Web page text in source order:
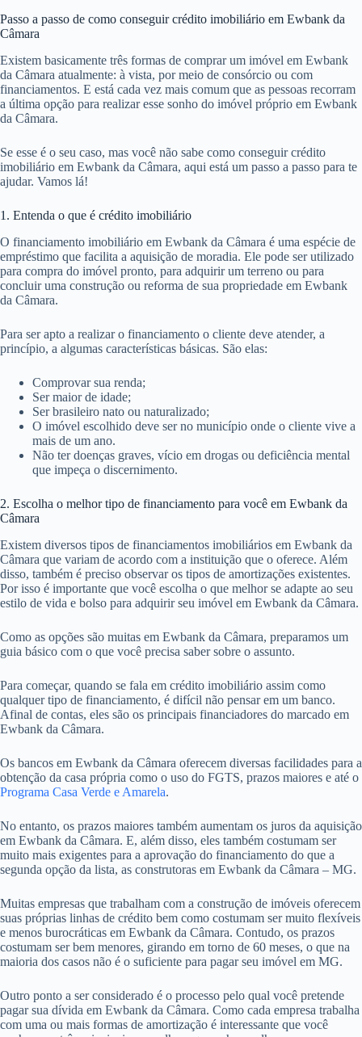
Passo a passo de como conseguir crédito imobiliário em Ewbank da
Câmara
Existem basicamente três formas de comprar um imóvel em Ewbank
da Câmara atualmente: à vista, por meio de consórcio ou com
financiamentos. E está cada vez mais comum que as pessoas recorram
a última opção para realizar esse sonho do imóvel próprio em Ewbank
da Câmara.
Se esse é o seu caso, mas você não sabe como conseguir crédito
imobiliário em Ewbank da Câmara, aqui está um passo a passo para te
ajudar. Vamos lá!
1. Entenda o que é crédito imobiliário
O financiamento imobiliário em Ewbank da Câmara é uma espécie de
empréstimo que facilita a aquisição de moradia. Ele pode ser utilizado
para compra do imóvel pronto, para adquirir um terreno ou para
concluir uma construção ou reforma de sua propriedade em Ewbank
da Câmara.
Para ser apto a realizar o financiamento o cliente deve atender, a
princípio, a algumas características básicas. São elas:
Comprovar sua renda;
Ser maior de idade;
Ser brasileiro nato ou naturalizado;
O imóvel escolhido deve ser no município onde o cliente vive a
mais de um ano.
Não ter doenças graves, vício em drogas ou deficiência mental
que impeça o discernimento.
2. Escolha o melhor tipo de financiamento para você em Ewbank da
Câmara
Existem diversos tipos de financiamentos imobiliários em Ewbank da
Câmara que variam de acordo com a instituição que o oferece. Além
disso, também é preciso observar os tipos de amortizações existentes.
Por isso é importante que você escolha o que melhor se adapte ao seu
estilo de vida e bolso para adquirir seu imóvel em Ewbank da Câmara.
Como as opções são muitas em Ewbank da Câmara, preparamos um
guia básico com o que você precisa saber sobre o assunto.
Para começar, quando se fala em crédito imobiliário assim como
qualquer tipo de financiamento, é difícil não pensar em um banco.
Afinal de contas, eles são os principais financiadores do marcado em
Ewbank da Câmara.
Os bancos em Ewbank da Câmara oferecem diversas facilidades para a
obtenção da casa própria como o uso do FGTS, prazos maiores e até o
Programa Casa Verde e Amarela.
No entanto, os prazos maiores também aumentam os juros da aquisição
em Ewbank da Câmara. E, além disso, eles também costumam ser
muito mais exigentes para a aprovação do financiamento do que a
segunda opção da lista, as construtoras em Ewbank da Câmara – MG.
Muitas empresas que trabalham com a construção de imóveis oferecem
suas próprias linhas de crédito bem como costumam ser muito flexíveis
e menos burocráticas em Ewbank da Câmara. Contudo, os prazos
costumam ser bem menores, girando em torno de 60 meses, o que na
maioria dos casos não é o suficiente para pagar seu imóvel em MG.
Outro ponto a ser considerado é o processo pelo qual você pretende
pagar sua dívida em Ewbank da Câmara. Como cada empresa trabalha
com uma ou mais formas de amortização é interessante que você